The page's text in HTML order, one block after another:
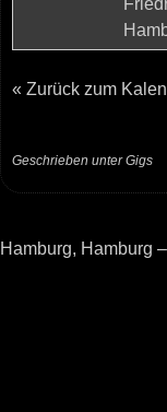
« Zurück zum
Geschrieben unterGigs
Beitrags-
Hamburg, Hamburg